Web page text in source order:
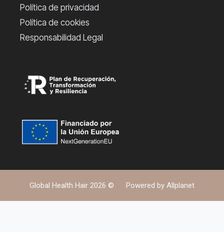
Política de privacidad
Política de cookies
Responsabilidad Legal
Global Health Hair 2026 © Powered by Allplanet